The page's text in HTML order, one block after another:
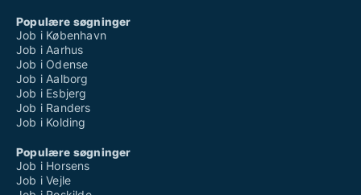
Populære søgninger
Job i København
Job i Aarhus
Job i Odense
Job i Aalborg
Job i Esbjerg
Job i Randers
Job i Kolding
Populære søgninger
Job i Horsens
Job i Vejle